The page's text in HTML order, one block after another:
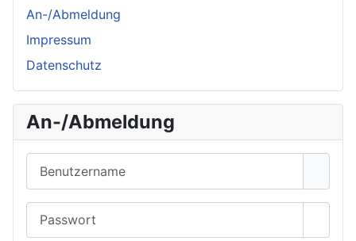
An-/Abmeldung
Impressum
Datenschutz
An-/Abmeldung